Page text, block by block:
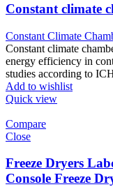
Constant climate
Constant Climate
Constant climate
energy efficiency in
studies according to
Add to wishlist
Quick view
Compare
Close
Freeze Dryers
Console Freeze